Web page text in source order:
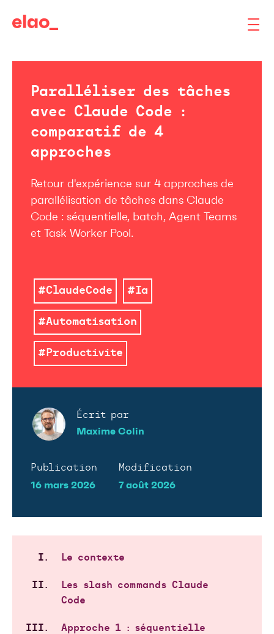
Écrit par
Maxime Colin
Publication
16 mars 2026
Modification
7 août 2026
Paralléliser des tâches
avec Claude Code :
comparatif de 4
approches
Retour d'expérience sur 4 approches de
parallélisation de tâches dans Claude
Code : séquentielle, batch, Agent Teams
et Task Worker Pool.
#ClaudeCode #Ia
#Automatisation
#Productivite
Le contexte
Les slash commands Claude
Code
Approche 1 : séquentielle